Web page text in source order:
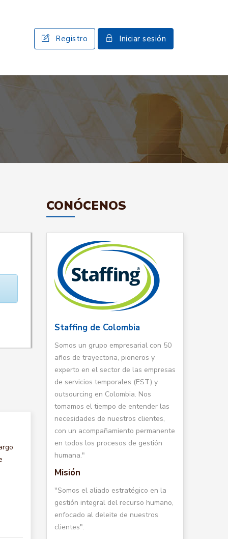
Registro Iniciar sesión
CONÓCENOS
Staffing de Colombia
Somos un grupo empresarial con 50
años de trayectoria, pioneros y
experto en el sector de las empresas
de servicios temporales (EST) y
outsourcing en Colombia. Nos
tomamos el tiempo de entender las
necesidades de nuestros clientes,
con un acompañamiento permanente
en todos los procesos de gestión
humana."
Misión
"Somos el aliado estratégico en la
gestión integral del recurso humano,
enfocado al deleite de nuestros
clientes".